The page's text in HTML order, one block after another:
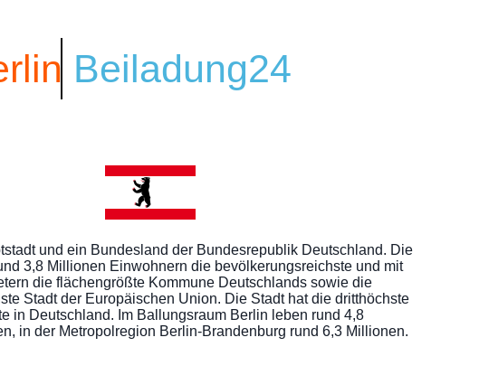
Beiladung24
und ein Bundesland der Bundesrepublik Deutschland. Die
3,8 Millionen Einwohnern die bevölkerungsreichste und mit
die flächengrößte Kommune Deutschlands sowie die
Stadt der Europäischen Union. Die Stadt hat die dritthöchste
in Deutschland. Im Ballungsraum Berlin leben rund 4,8
in der Metropolregion Berlin-Brandenburg rund 6,3 Millionen.